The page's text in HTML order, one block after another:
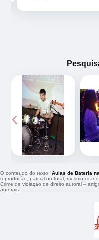
‹
O conteúdo do texto "Aulas de Bateria
reprodução, parcial ou total, mesmo
Crime de violação de direito autoral –
autorais